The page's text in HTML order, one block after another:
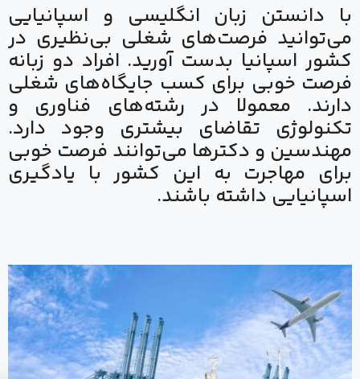
با دانستن زبان انگلیسی و اسپانیایی
می‌توانید فرصت‌های شغلی بی‌نظیری در
کشور اسپانیا بدست آورید. افراد دو زبانه
فرصت خوبی برای کسب جایگاه‌های شغلی
دارند. معمولا در رشته‌های فناوری و
تکنولوژی تقاضای بیشتری وجود دارد.
مهندسین و دکترها می‌توانند فرصت خوبی
برای مهاجرت به این کشور با یادگیری
اسپانیایی داشته باشند.